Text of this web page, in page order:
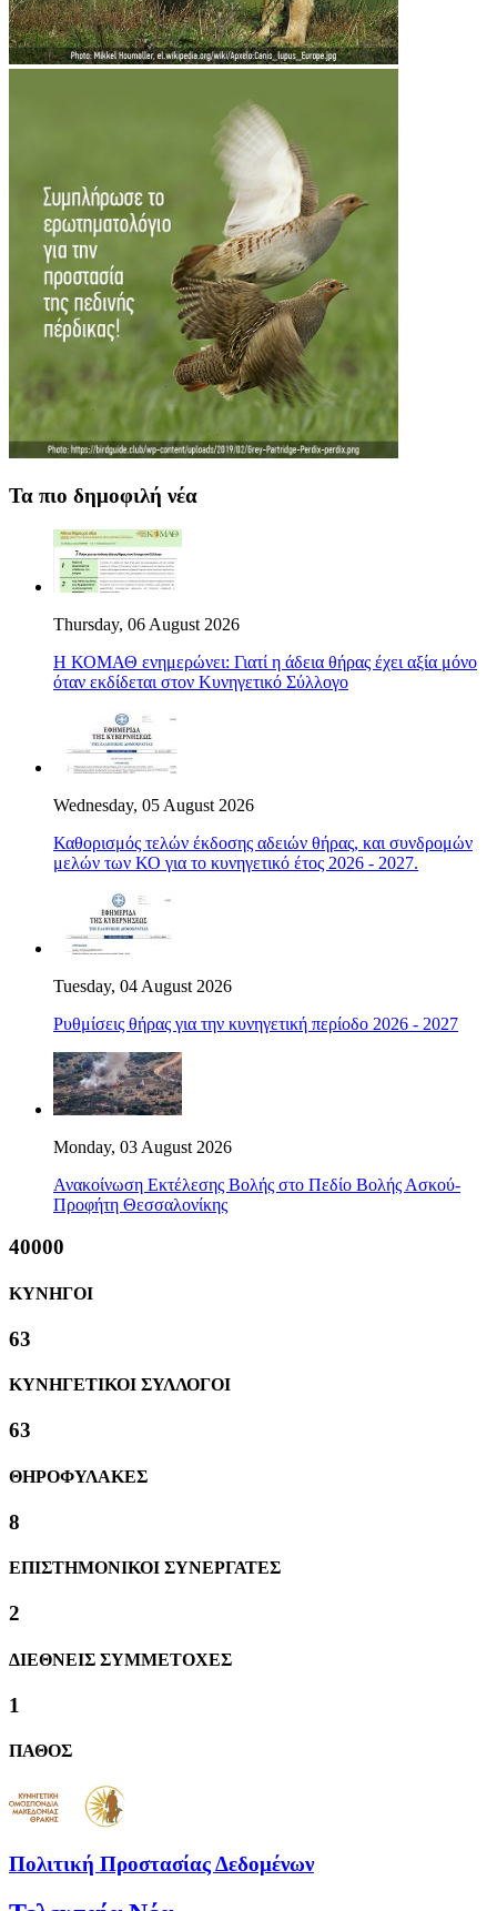
Τα πιο δημοφιλή νέα
Thursday, 06 August 2026
Η ΚΟΜΑΘ ενημερώνει: Γιατί η άδεια θήρας έχει αξία μόνο
όταν εκδίδεται στον Κυνηγετικό Σύλλογο
Wednesday, 05 August 2026
Καθορισμός τελών έκδοσης αδειών θήρας, και συνδρομών
μελών των ΚΟ για το κυνηγετικό έτος 2026 - 2027.
Tuesday, 04 August 2026
Ρυθμίσεις θήρας για την κυνηγετική περίοδο 2026 - 2027
Monday, 03 August 2026
Ανακοίνωση Εκτέλεσης Βολής στο Πεδίο Βολής Ασκού-
Προφήτη Θεσσαλονίκης
40000
ΚΥΝΗΓΟΙ
63
ΚΥΝΗΓΕΤΙΚΟΙ ΣΥΛΛΟΓΟΙ
63
ΘΗΡΟΦΥΛΑΚΕΣ
8
ΕΠΙΣΤΗΜΟΝΙΚΟΙ ΣΥΝΕΡΓΑΤΕΣ
2
ΔΙΕΘΝΕΙΣ ΣΥΜΜΕΤΟΧΕΣ
1
ΠΑΘΟΣ
Πολιτική Προστασίας Δεδομένων